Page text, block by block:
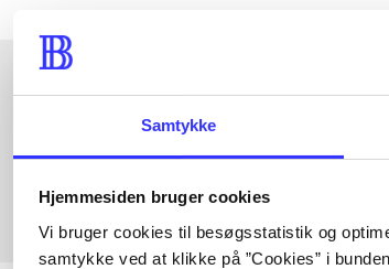
Samtykke
Hjemmesiden bruger cookies
Vi bruger cookies til besøgsstatistik og
samtykke ved at klikke på ”Cookies” i